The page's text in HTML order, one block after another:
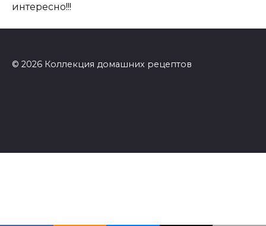
интересно!!!
© 2026 Коллекция домашних рецептов